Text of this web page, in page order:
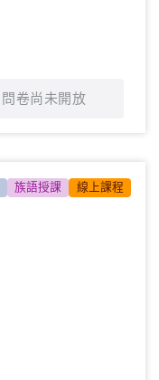
問卷尚未開放
族語授課 線上課程